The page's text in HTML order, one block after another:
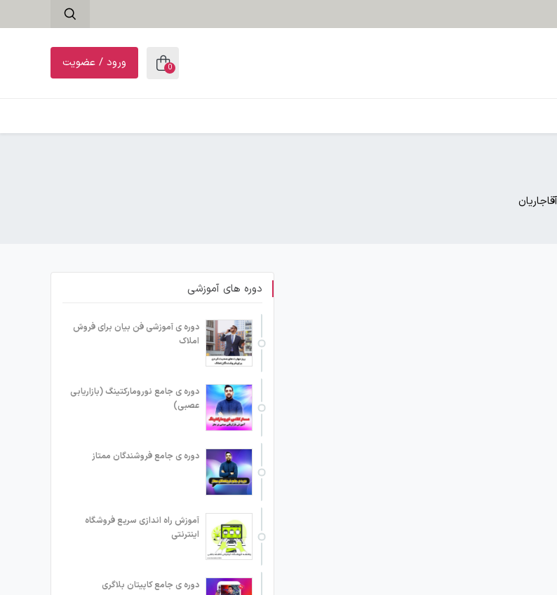
0 ورود / عضویت
دوره های آموزشی
دوره ی آموزشی فن بیان برای فروش
املاک
دوره ی جامع نورومارکتینگ (بازاریابی
عصبی)
دوره ی جامع فروشندگان ممتاز
آموزش راه اندازی سریع فروشگاه
اینترنتی
دوره ی جامع کاپیتان بلاگری